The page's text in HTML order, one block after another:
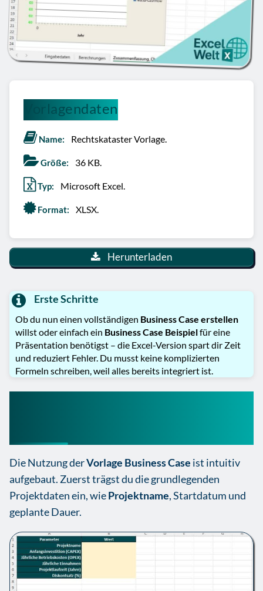
Vorlagendaten
Name: Rechtskataster Vorlage.
Größe: 36 KB.
Typ: Microsoft Excel.
Format: XLSX.
Herunterladen
Erste Schritte
Ob du nun einen vollständigen Business Case erstellen
willst oder einfach ein Business Case Beispielfür eine
Präsentation benötigst – die Excel-Version spart dir Zeit
und reduziert Fehler. Du musst keine komplizierten
Formeln schreiben, weil alles bereits integriert ist.
Die Nutzung derVorlage Business Case ist intuitiv
aufgebaut. Zuerst trägst du die grundlegenden
Projektdaten ein, wieProjektname, Startdatum und
geplante Dauer.